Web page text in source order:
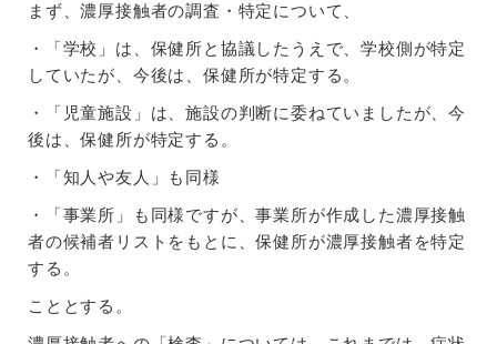
まず、濃厚接触者の調査・特定について、
・「学校」は、保健所と協議したうえで、学校側が特定
していたが、今後は、保健所が特定する。
・「児童施設」は、施設の判断に委ねていましたが、今
後は、保健所が特定する。
・「知人や友人」も同様
・「事業所」も同様ですが、事業所が作成した濃厚接触
者の候補者リストをもとに、保健所が濃厚接触者を特定
する。
こととする。